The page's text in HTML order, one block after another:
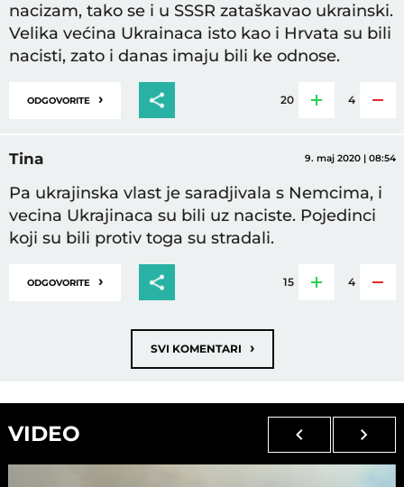
nacizam, tako se i u SSSR zataškavao ukrainski.
Velika većina Ukrainaca isto kao i Hrvata su bili
nacisti, zato i danas imaju bili ke odnose.
ODGOVORITE › 20 4
Tina 9. maj 2020 | 08:54
Pa ukrajinska vlast je saradjivala s Nemcima, i
vecina Ukrajinaca su bili uz naciste. Pojedinci
koji su bili protiv toga su stradali.
ODGOVORITE › 15 4
SVI KOMENTARI ›
VIDEO